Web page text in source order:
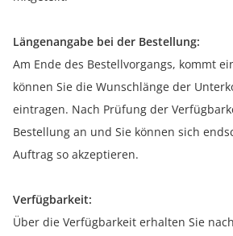
Längenangabe bei der Bestellung:
Am Ende des Bestellvorgangs, kommt
können Sie die Wunschlänge der
eintragen. Nach Prüfung der
Bestellung an und Sie können sich
Auftrag so akzeptieren.
Verfügbarkeit:
Über die Verfügbarkeit erhalten Sie